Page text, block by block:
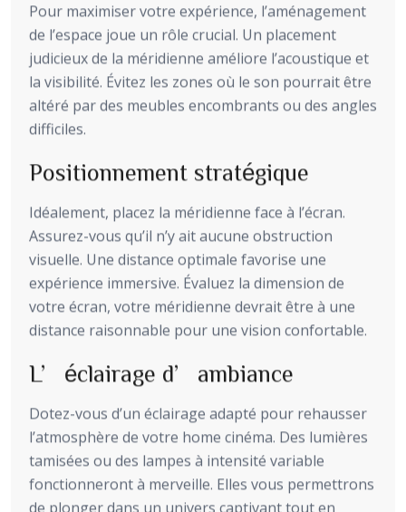
Pour maximiser votre expérience, l’aménagement
de l’espace joue un rôle crucial. Un placement
judicieux de la méridienne améliore l’acoustique et
la visibilité. Évitez les zones où le son pourrait être
altéré par des meubles encombrants ou des angles
difficiles.
Positionnement stratégique
Idéalement, placez la méridienne face à l’écran.
Assurez-vous qu’il n’y ait aucune obstruction
visuelle. Une distance optimale favorise une
expérience immersive. Évaluez la dimension de
votre écran, votre méridienne devrait être à une
distance raisonnable pour une vision confortable.
L’éclairage d’ambiance
Dotez-vous d’un éclairage adapté pour rehausser
l’atmosphère de votre home cinéma. Des lumières
tamisées ou des lampes à intensité variable
fonctionneront à merveille. Elles vous permettrons
de plonger dans un univers captivant tout en